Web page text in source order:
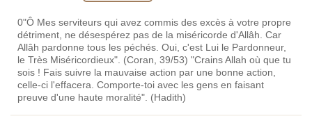
0"Ô Mes serviteurs qui avez commis des excès à votre propre
détriment, ne désespérez pas de la miséricorde d'Allâh. Car
Allâh pardonne tous les péchés. Oui, c'est Lui le Pardonneur,
le Très Miséricordieux". (Coran, 39/53) "Crains Allah où que tu
sois ! Fais suivre la mauvaise action par une bonne action,
celle-ci l'effacera. Comporte-toi avec les gens en faisant
preuve d'une haute moralité". (Hadith)